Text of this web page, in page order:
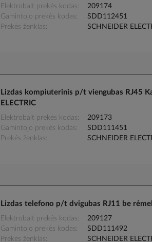
Elektrobalt prekės kodas
209174
Gamintojo prekės kodas
SDD112451
Prekės ženklas
SCHNEIDER
Lizdas kompiuterinis p/t viengubas RJ45
ELECTRIC
Elektrobalt prekės kodas
209173
Gamintojo prekės kodas
SDD111451
Prekės ženklas
SCHNEIDER
Lizdas telefono p/t dvigubas RJ11 be
Elektrobalt prekės kodas
209127
Gamintojo prekės kodas
SDD111492
Prekės ženklas
SCHNEIDER